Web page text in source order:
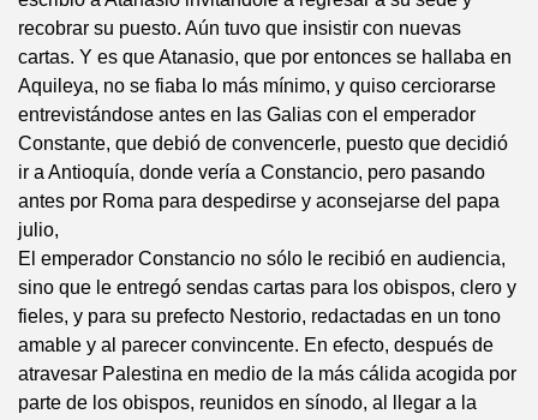
recobrar su puesto. Aún tuvo que insistir con nuevas
cartas. Y es que Atanasio, que por entonces se hallaba en
Aquileya, no se fiaba lo más mínimo, y quiso cerciorarse
entrevistándose antes en las Galias con el emperador
Constante, que debió de convencerle, puesto que decidió
ir a Antioquía, donde vería a Constancio, pero pasando
antes por Roma para despedirse y aconsejarse del papa
julio,
El emperador Constancio no sólo le recibió en audiencia,
sino que le entregó sendas cartas para los obispos, clero y
fieles, y para su prefecto Nestorio, redactadas en un tono
amable y al parecer convincente. En efecto, después de
atravesar Palestina en medio de la más cálida acogida por
parte de los obispos, reunidos en sínodo, al llegar a la